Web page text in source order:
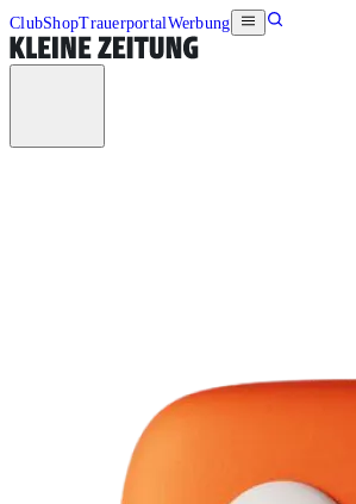
ClubShopTrauerportalWerbung